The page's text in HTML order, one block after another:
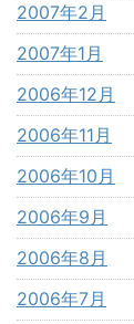
2007年2月
2007年1月
2006年12月
2006年11月
2006年10月
2006年9月
2006年8月
2006年7月